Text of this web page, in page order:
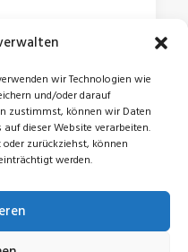
wir Technologien wie
und/oder darauf
zustimmst, können wir Daten
dieser Website verarbeiten.
zurückziehst, können
werden.
rights reserved